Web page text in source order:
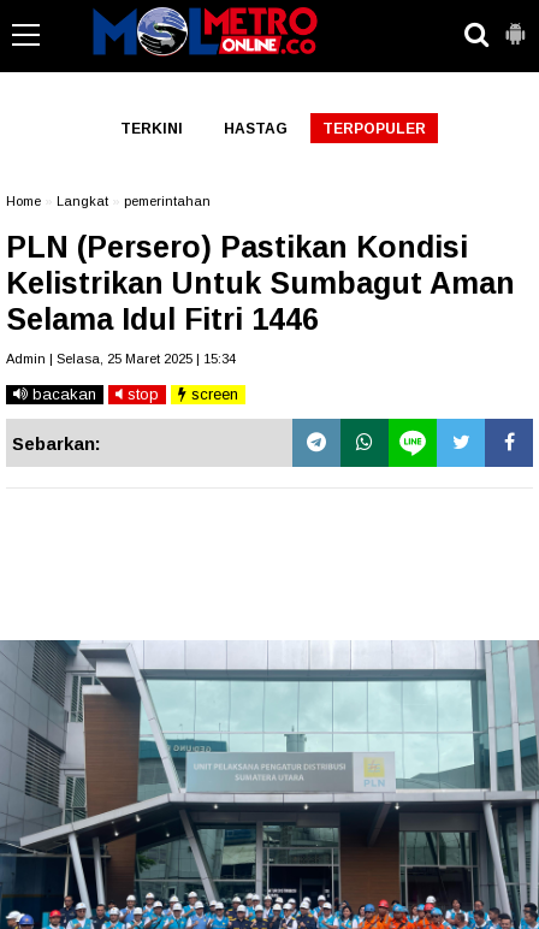
TERKINI HASTAG TERPOPULER
Home Langkat pemerintahan
PLN (Persero) Pastikan Kondisi
Kelistrikan Untuk Sumbagut Aman
Selama Idul Fitri 1446
Admin | Selasa, 25 Maret 2025 | 15:34
bacakan stop screen
Sebarkan: